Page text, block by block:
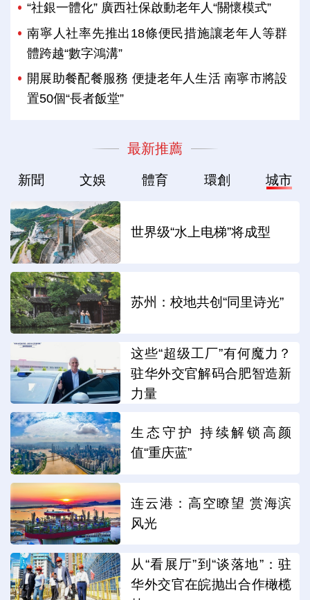
“社銀一體化” 廣西社保啟動老年人“關懷模式”
南寧人社率先推出18條便民措施讓老年人等群
體跨越“數字鴻溝”
開展助餐配餐服務 便捷老年人生活 南寧市將設
置50個“長者飯堂”
最新推薦
新聞 文娛 體育 環創 城市
世界级“水上电梯”将成型
苏州：校地共创“同里诗光”
这些“超级工厂”有何魔力？
驻华外交官解码合肥智造新
力量
生态守护 持续解锁高颜
值“重庆蓝”
连云港：高空瞭望 赏海滨
风光
从“看展厅”到“谈落地”：驻
华外交官在皖抛出合作橄榄